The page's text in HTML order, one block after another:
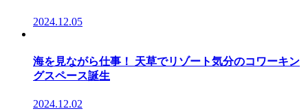
2024.12.05
海を見ながら仕事！ 天草でリゾート気分のコワーキン
グスペース誕生
2024.12.02